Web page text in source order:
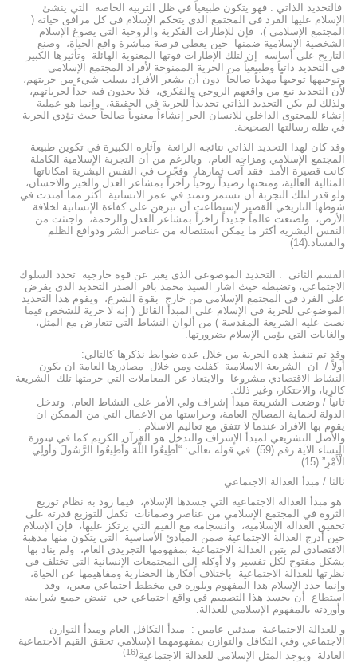
فالتحديد الذاتي : فهو يتكون طبيعياً في ظل التربية الخاصة التي ينشئ
الإسلام عليها الفرد في المجتمع الذي يتحكم الإسلام في كل مرافق حياته (
المجتمع الإسلامي )، فإن للإطارات الفكرية والروحية التي يصوغ الإسلام
الشخصية الإسلامية ضمنها حين يعطي فرصة مباشرة واقع الحياة، وصنع
التاريخ على أساسه إن لتلك الإطارات قوتها المعنوية الهائلة وتأثيرها الكبير
في التحديد ذاتياً وطبيعياً من الحرية الممنوحة لأفراد المجتمع الإسلامي
وتوجيهها توجيهاً مهذباً صالحاً دون أن يشعر الأفراد بسلب شيء من حريتهم،
لأن التحديد نبع من واقعهم الروحي والفكري، فلا يجدون فيه حداً لحرياتهم،
ولذلك لم يكن التحديد الذاتي تحديداً للحرية في الحقيقة، وإنما هو عملية
إنشاء للمحتوى الداخلي للانسان الحر إنشاءاً معنوياً صالحاً حيث تؤدي الحرية
في ظله رسالتها الصحيحة.
وقد كان لهذا التحديد الذاتي نتائجه الرائعة وآثاره الكبيرة في تكوين طبيعة
المجتمع الإسلامي ومزاجه العام، وبالرغم من أن التجربة الإسلامية الكاملة
كانت قصيرة الأمد فقد آتت ثمارها، وفجّرت في النفس البشرية امكاناتها
المثالية العالية، ومنحتها رصيداً روحياً زاخراً بمشاعر العدل والخير والاحسان،
ولو قدر لتلك التجربة أن تستمر وتمتد في عمر الانسانية أكثر مما امتدت في
شوطها التاريخي القصير لإستطاعت أن تبرهن على كفاءة الإنسانية لخلافة
الأرض، ولصنعت عالماً جديداً زاخراً بمشاعر العدل والرحمة، واجتثت من
النفس البشرية أكثر ما يمكن استئصاله من عناصر الشر ودوافع الظلم
والفساد.(14)
القسم الثاني : التحديد الموضوعي الذي يعبر عن قوة خارجية تحدد السلوك
الاجتماعي، وتضبطه حيث اشار السيد محمد باقر الصدر التحديد الذي يفرض
على الفرد في المجتمع الإسلامي من خارج بقوة الشرع، ويقوم هذا التحديد
الموضوعي للحرية في الإسلام على المبدأ القائل ( إنه لا حرية للشخص فيما
نصت عليه الشريعة المقدسة ) من ألوان النشاط التي تتعارض مع المثل،
والغايات التي يؤمن الإسلام بضرورتها.
وقد تم تنفيذ هذه الحرية من خلال عده ضوابط نذكرها كالتالي:
أولاً / ان الشريعة الاسلامية كفلت ومن خلال مصادرها العامة ان يكون
النشاط الاقتصادي مشروعا والابتعاد عن المعاملات التي حرمتها تلك الشريعة
كالربا، والاحتكار، وغير ذلك.
ثانياً / وضعت الشريعة مبدأ إشراف ولي الأمر على النشاط العام، وتدخل
الدولة لحماية المصالح العامة، وحراستها من الاعمال التي من الممكن ان
يقوم بها الافراد عندما لا تتفق مع تعاليم الاسلام .
والأصل التشريعي لمبدأ الإشراف والتدخل هو القرآن الكريم كما في سورة
النساء الآية رقم (59) في قوله تعالى: “أَطِيعُوا اللَّهَ وَأَطِيعُوا الرَّسُولَ وَأُولِي
الْأَمْرِ”.(15)
ثالثا / مبدأ العدالة الاجتماعي
هو مبدأ العدالة الاجتماعية التي جسدها الإسلام، فيما زود به نظام توزيع
الثروة في المجتمع الإسلامي من عناصر وضمانات تكفل للتوزيع قدرته على
تحقيق العدالة الإسلامية، وانسجامه مع القيم التي يرتكز عليها، فإن الإسلام
حين أدرج العدالة الاجتماعية ضمن المبادئ الأساسية التي يتكون منها مذهبة
الاقتصادي لم يتبن العدالة الاجتماعية بمفهومها التجريدي العام، ولم يناد بها
بشكل مفتوح لكل تفسير ولا أوكله إلى المجتمعات الإنسانية التي تختلف في
نظرتها للعدالة الاجتماعية باختلاف أفكارها الحضارية ومفاهيمها عن الحياة،
وإنما حدد الإسلام هذا المفهوم وبلوره في مخطط اجتماعي معين، وقد
استطاع أن يجسد هذا التصميم في واقع اجتماعي حي تنبض جميع شرايينه
وأوردته بالمفهوم الإسلامي للعدالة.
و للعدالة الاجتماعية مبدئين عامين : مبدأ التكافل العام ومبدأ التوازن
الاجتماعي وفي التكافل والتوازن بمفهومهما الإسلامي تحقق القيم الاجتماعية
العادلة ويوجد المثل الإسلامي للعدالة الاجتماعية(16)